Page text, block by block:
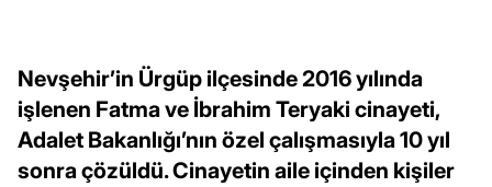
Nevşehir’in Ürgüp ilçesinde 2016 yılında
işlenen Fatma ve İbrahim Teryaki cinayeti,
Adalet Bakanlığı’nın özel çalışmasıyla 10 yıl
sonra çözüldü. Cinayetin aile içinden kişiler